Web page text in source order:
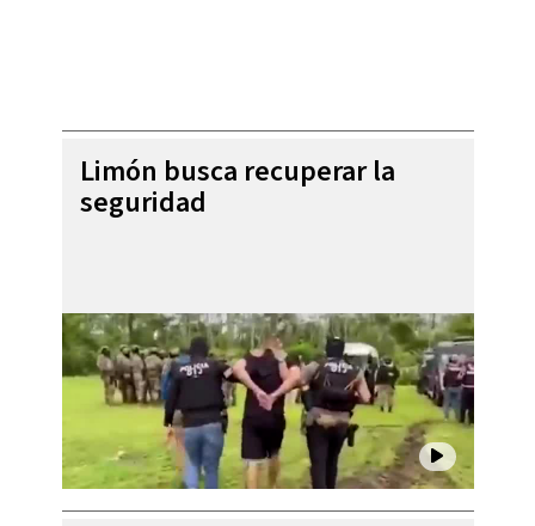
Limón busca recuperar la
seguridad